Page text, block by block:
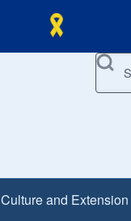
Search
Culture and Extension